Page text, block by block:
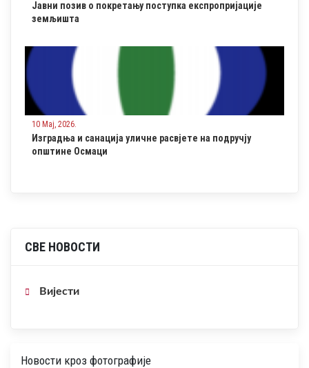
Јавни позив о покретању поступка експропријације
земљишта
10 Мај, 2026.
Изградња и санација уличне расвјете на подручју
општине Осмаци
СВЕ НОВОСТИ
Вијести
Новости кроз фотографије